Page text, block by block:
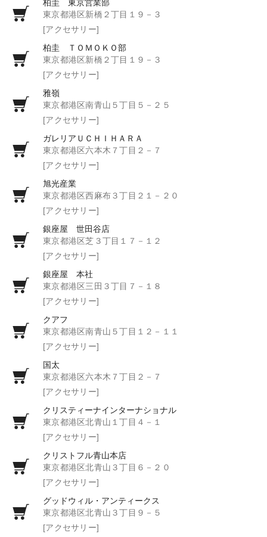
柏圭 東京営業部
東京都港区新橋２丁目１９－３
[アクセサリー]
柏圭 ＴＯＭＯＫＯ部
東京都港区新橋２丁目１９－３
[アクセサリー]
雅嶺
東京都港区南青山５丁目５－２５
[アクセサリー]
ガレリアＵＣＨＩＨＡＲＡ
東京都港区六本木７丁目２－７
[アクセサリー]
旭光産業
東京都港区西麻布３丁目２１－２０
[アクセサリー]
銀座屋 世田谷店
東京都港区芝３丁目１７－１２
[アクセサリー]
銀座屋 本社
東京都港区三田３丁目７－１８
[アクセサリー]
クアフ
東京都港区南青山５丁目１２－１１
[アクセサリー]
国太
東京都港区六本木７丁目２－７
[アクセサリー]
クリスティーナインターナショナル
東京都港区北青山１丁目４－１
[アクセサリー]
クリストフル青山本店
東京都港区北青山３丁目６－２０
[アクセサリー]
グッドウィル・アンティークス
東京都港区北青山３丁目９－５
[アクセサリー]